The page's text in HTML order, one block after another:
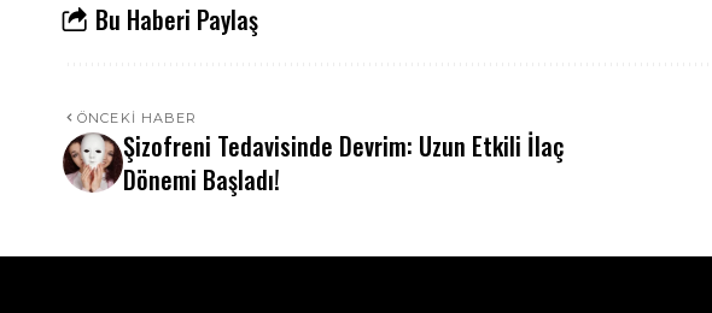
Bu Haberi Paylaş
ÖNCEKI HABER
Şizofreni Tedavisinde Devrim: Uzun Etkili İlaç
Dönemi Başladı!